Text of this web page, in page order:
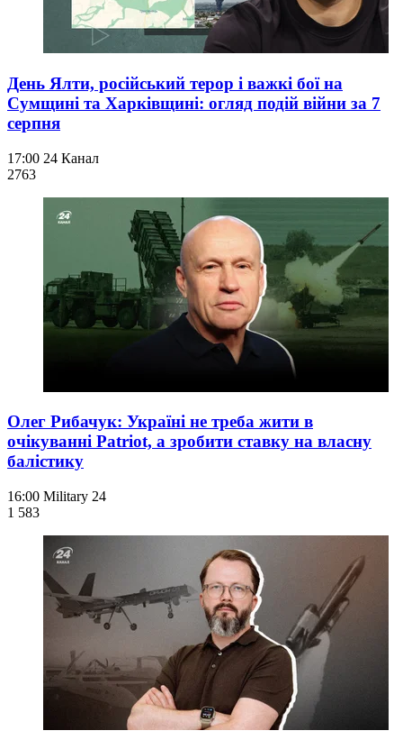
День Ялти, російський терор і важкі бої на
Сумщині та Харківщині: огляд подій війни за 7
серпня
17:00 24 Канал
2763
Олег Рибачук: Україні не треба жити в
очікуванні Patriot, а зробити ставку на власну
балістику
16:00 Military 24
1 583